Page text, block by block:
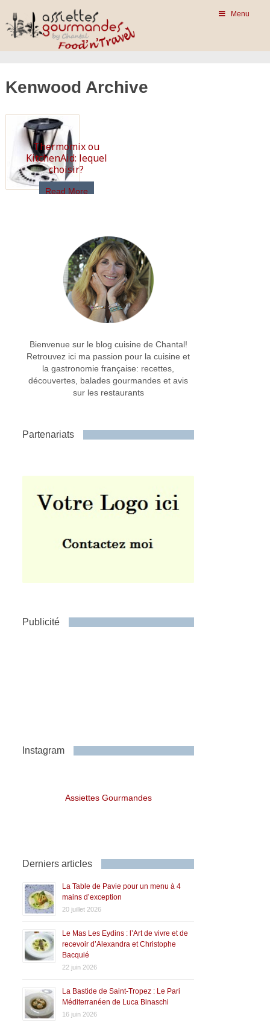
Menu
Kenwood Archive
Thermomix ou
KitchenAid: lequel
choisir?
Read More
Bienvenue sur le blog cuisine de Chantal!
Retrouvez ici ma passion pour la cuisine et
la gastronomie française: recettes,
découvertes, balades gourmandes et avis
sur les restaurants
Partenariats
Publicité
Instagram
Assiettes Gourmandes
Derniers articles
La Table de Pavie pour un menu à 4
mains d’exception
20 juillet 2026
Le Mas Les Eydins : l’Art de vivre et de
recevoir d’Alexandra et Christophe
Bacquié
22 juin 2026
La Bastide de Saint-Tropez : Le Pari
Méditerranéen de Luca Binaschi
16 juin 2026